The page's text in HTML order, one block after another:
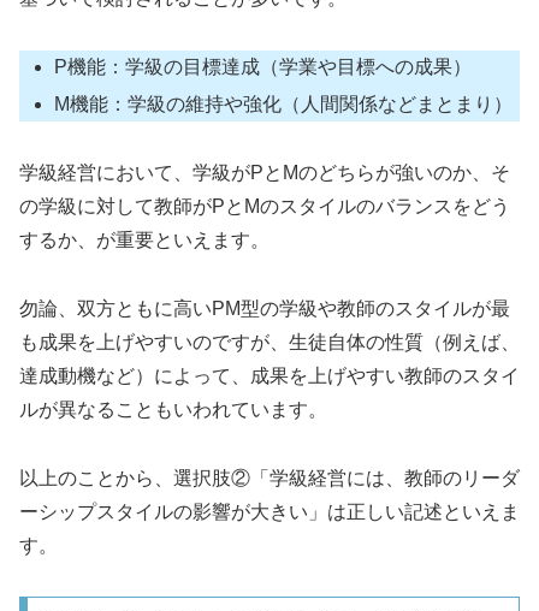
P機能：学級の目標達成（学業や目標への成果）
M機能：学級の維持や強化（人間関係などまとまり）
学級経営において、学級がPとMのどちらが強いのか、そ
の学級に対して教師がPとMのスタイルのバランスをどう
するか、が重要といえます。
勿論、双方ともに高いPM型の学級や教師のスタイルが最
も成果を上げやすいのですが、生徒自体の性質（例えば、
達成動機など）によって、成果を上げやすい教師のスタイ
ルが異なることもいわれています。
以上のことから、選択肢②「学級経営には、教師のリーダ
ーシップスタイルの影響が大きい」は正しい記述といえま
す。